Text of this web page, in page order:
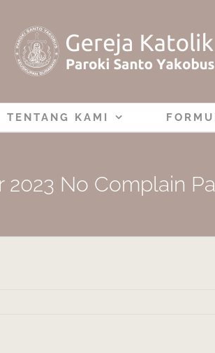
TENTANG KAMI
2023 No Complain